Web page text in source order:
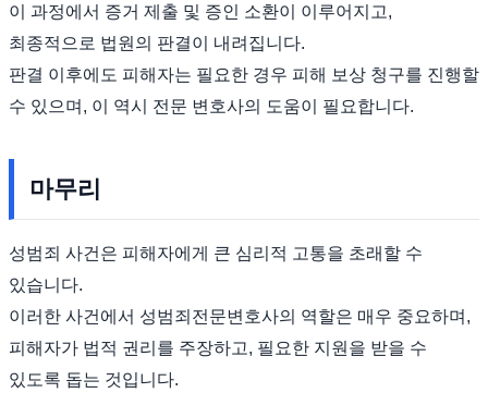
이 과정에서 증거 제출 및 증인 소환이 이루어지고,
최종적으로 법원의 판결이 내려집니다.
판결 이후에도 피해자는 필요한 경우 피해 보상 청구를 진행할
수 있으며, 이 역시 전문 변호사의 도움이 필요합니다.
마무리
성범죄 사건은 피해자에게 큰 심리적 고통을 초래할 수
있습니다.
이러한 사건에서 성범죄전문변호사의 역할은 매우 중요하며,
피해자가 법적 권리를 주장하고, 필요한 지원을 받을 수
있도록 돕는 것입니다.